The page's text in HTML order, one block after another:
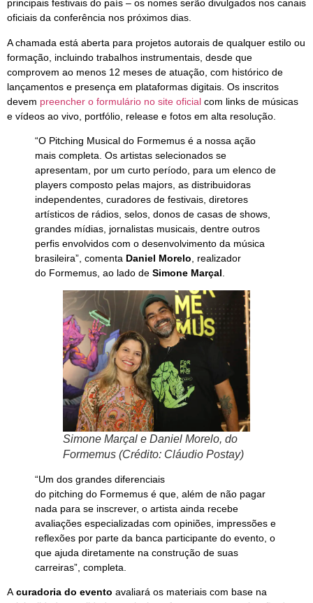
principais festivais do país – os nomes serão divulgados nos canais
oficiais da conferência nos próximos dias.
A chamada está aberta para projetos autorais de qualquer estilo ou
formação, incluindo trabalhos instrumentais, desde que
comprovem ao menos 12 meses de atuação, com histórico de
lançamentos e presença em plataformas digitais. Os inscritos
devem preencher o formulário no site oficial com links de músicas
e vídeos ao vivo, portfólio, release e fotos em alta resolução.
“O Pitching Musical do Formemus é a nossa ação
mais completa. Os artistas selecionados se
apresentam, por um curto período, para um elenco de
players composto pelas majors, as distribuidoras
independentes, curadores de festivais, diretores
artísticos de rádios, selos, donos de casas de shows,
grandes mídias, jornalistas musicais, dentre outros
perfis envolvidos com o desenvolvimento da música
brasileira”, comenta Daniel Morelo , realizador
do Formemus, ao lado de Simone Marçal
Simone Marçal e Daniel Morelo, do
Formemus (Crédito: Cláudio Postay)
“Um dos grandes diferenciais
do pitching do Formemus é que, além de não pagar
nada para se inscrever, o artista ainda recebe
avaliações especializadas com opiniões, impressões e
reflexões por parte da banca participante do evento, o
que ajuda diretamente na construção de suas
carreiras”, completa.
A curadoria do evento avaliará os materiais com base na